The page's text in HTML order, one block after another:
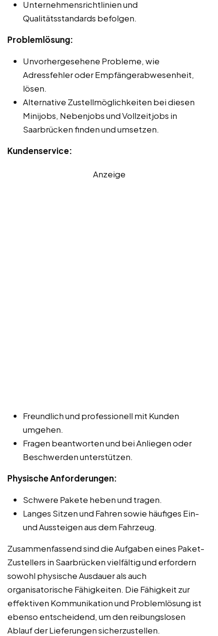
Unternehmensrichtlinien und
Qualitätsstandards befolgen.
Problemlösung:
Unvorhergesehene Probleme, wie
Adressfehler oder Empfängerabwesenheit,
lösen.
Alternative Zustellmöglichkeiten bei diesen
Minijobs, Nebenjobs und Vollzeitjobs in
Saarbrücken finden und umsetzen.
Kundenservice:
Anzeige
Freundlich und professionell mit Kunden
umgehen.
Fragen beantworten und bei Anliegen oder
Beschwerden unterstützen.
Physische Anforderungen:
Schwere Pakete heben und tragen.
Langes Sitzen und Fahren sowie häufiges Ein-
und Aussteigen aus dem Fahrzeug.
Zusammenfassend sind die Aufgaben eines Paket-
Zustellers in Saarbrücken vielfältig und erfordern
sowohl physische Ausdauer als auch
organisatorische Fähigkeiten. Die Fähigkeit zur
effektiven Kommunikation und Problemlösung ist
ebenso entscheidend, um den reibungslosen
Ablauf der Lieferungen sicherzustellen.